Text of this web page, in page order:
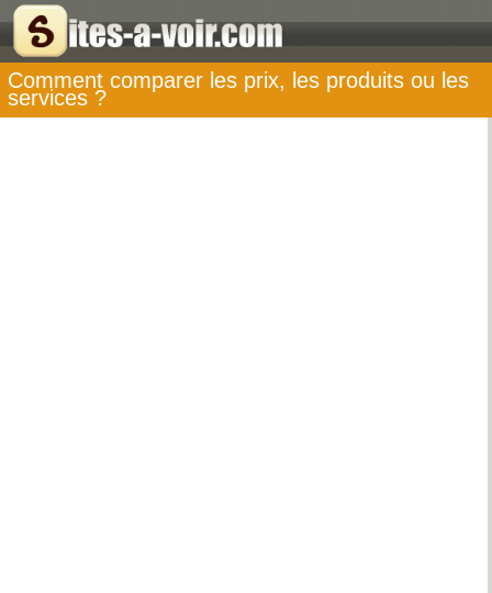
Comment comparer les prix, les produits ou les
services ?